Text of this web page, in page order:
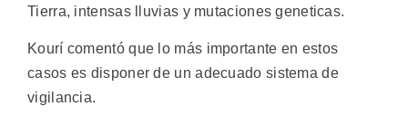
Tierra, intensas lluvias y mutaciones geneticas.
Kourí comentó que lo más importante en estos
casos es disponer de un adecuado sistema de
vigilancia.